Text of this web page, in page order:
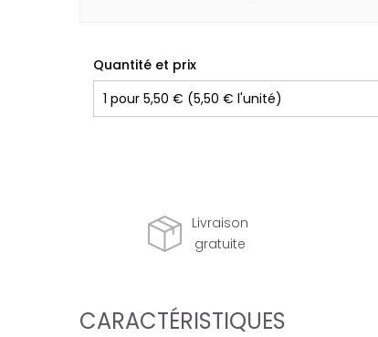
Quantité et prix
Livraison
gratuite
CARACTÉRISTIQUES